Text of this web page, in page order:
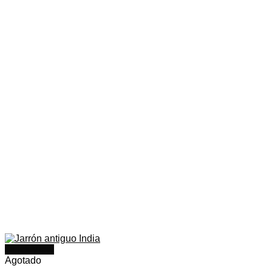
Agotado